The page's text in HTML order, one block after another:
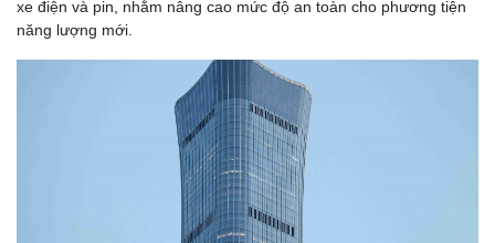
xe điện và pin, nhằm nâng cao mức độ an toàn cho phương tiện
năng lượng mới.